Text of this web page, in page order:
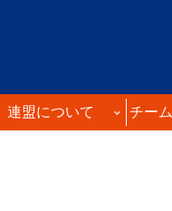
連盟について チー